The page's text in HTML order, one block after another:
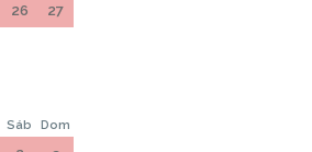
26 27
Sáb Dom